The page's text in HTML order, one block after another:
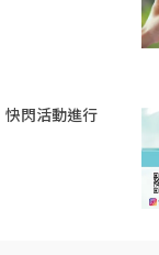
閃活動進行